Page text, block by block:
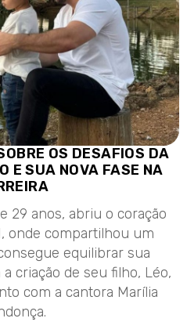
OS DESAFIOS DA
E SUA NOVA FASE NA
29 anos, abriu o coração
onde compartilhou um
equilibrar sua
criação de seu filho, Léo,
com a cantora Marília